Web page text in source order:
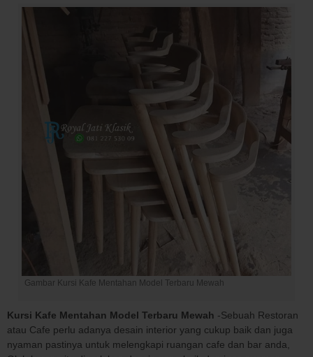
Gambar Kursi Kafe Mentahan Model Terbaru Mewah
Kursi Kafe Mentahan Model Terbaru Mewah -Sebuah Restoran
atau Cafe perlu adanya desain interior yang cukup baik dan juga
nyaman pastinya untuk melengkapi ruangan cafe dan bar anda,